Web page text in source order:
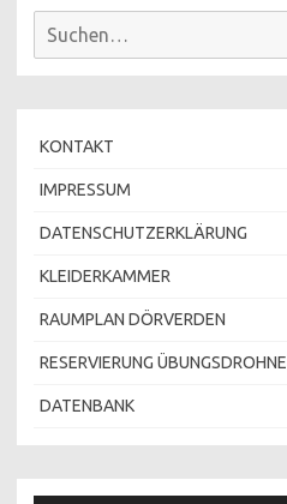
Suchen
KONTAKT
IMPRESSUM
DATENSCHUTZERKLÄRUNG
KLEIDERKAMMER
RAUMPLAN DÖRVERDEN
RESERVIERUNG ÜBUNGSDROHNE
DATENBANK